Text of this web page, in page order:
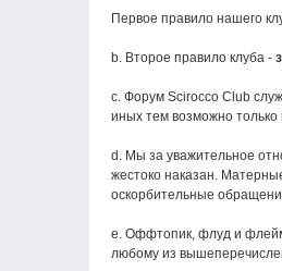
Первое правило нашего
b. Второе правило клуба -
c. Форум Scirocco Club
иных тем возможно только
d. Мы за уважительное
жестоко наказан.
оскорбительные
e. Оффтопик, флуд и флейм
любому из